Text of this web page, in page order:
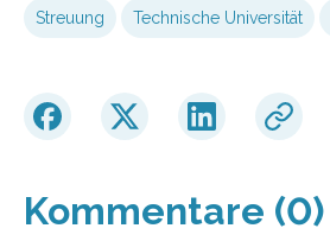
Streuung Technische Universität
Kommentare (0)